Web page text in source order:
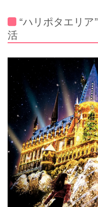
“ハリポタエリ
活